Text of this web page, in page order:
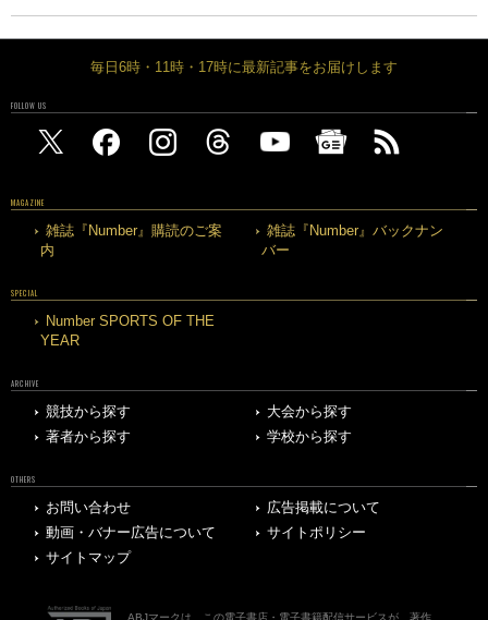
毎日6時・11時・17時に最新記事をお届けします
FOLLOW US
MAGAZINE
雑誌『Number』購読のご案
内
雑誌『Number』バックナン
バー
SPECIAL
Number SPORTS OF THE
YEAR
ARCHIVE
競技から探す
大会から探す
著者から探す
学校から探す
OTHERS
お問い合わせ
広告掲載について
動画・バナー広告について
サイトポリシー
サイトマップ
ABJマークは、この電子書店・電子書籍配信サービスが、著作